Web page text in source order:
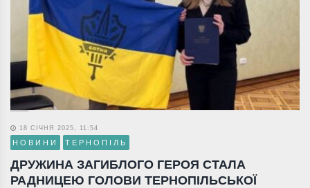
18 СІЧНЯ 2025, 11:54
НОВИНИ ТЕРНОПІЛЬ
ДРУЖИНА ЗАГИБЛОГО ГЕРОЯ СТАЛА
РАДНИЦЕЮ ГОЛОВИ ТЕРНОПІЛЬСЬКОЇ